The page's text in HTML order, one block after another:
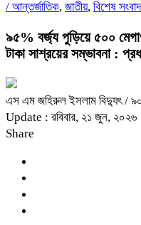
/ আন্তর্জাতিক, জাতীয়, বিশেষ সংবাদ
৯৫% বর্জ্য পুড়িয়ে ৫০০
টাকা সাশ্রয়ের সম্ভাবনা :
এস এম জহিরুল ইসলাম বিদ্যুৎ/
Update : রবিবার, ২১ জুন, ২০২৬
Share